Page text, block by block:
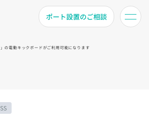
ポート設置のご相談
の電動キックボードがご利用可能になります